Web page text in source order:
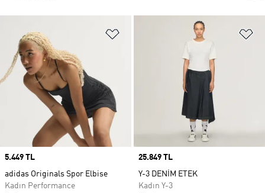
Favori Listesine Ekle
Price
5.449 TL
adidas Originals Spor Elbise
Kadın Performance
Price
25.849 TL
Y-3 DENİM ETEK
Kadın Y-3